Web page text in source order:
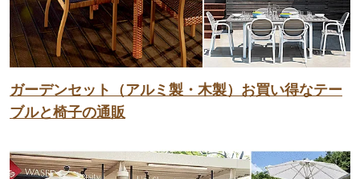
ガーデンセット（アルミ製・木製）お買い得なテー
ブルと椅子の通販